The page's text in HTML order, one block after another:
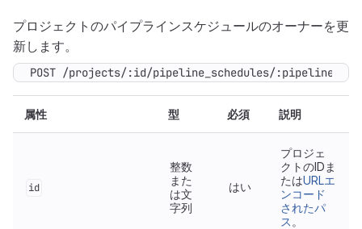
プロジェクトのパイプラインスケジュールのオーナーを更
新します。
POST /projects/:id/pipeline_schedules/
属性 型 必須 説明
id
整数
また
は文
字列
はい
プロジェ
クトのIDま
たはURLエ
ンコード
されたパ
ス 。